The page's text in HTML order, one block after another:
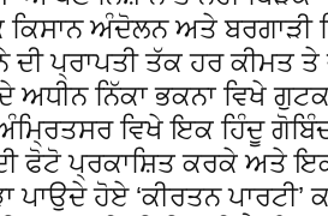
ਕਿਸਾਨ ਅੰਦੋਲਨ ਅਤੇ ਬਰਗਾੜੀ
ਦੀ ਪ੍ਰਾਪਤੀ ਤੱਕ ਹਰ ਕੀਮਤ
ਅਧੀਨ ਨਿੱਕਾ ਭਕਨਾ ਵਿਖੇ
ਵਿਖੇ ਇਕ ਹਿੰਦੂ
ਫੋਟੋ ਪ੍ਰਕਾਸ਼ਿਤ ਕਰਕੇ ਅਤੇ
ਪਾਉਦੇ ਹੋਏ ‘ਕੀਰਤਨ